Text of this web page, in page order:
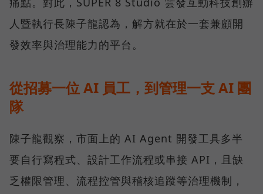
人暨執行長陳子龍認為，解方就在於一套兼顧開
發效率與治理能力的平台。
從招募一位 AI 員工，到管理一支 AI 團
隊
陳子龍觀察，市面上的 AI Agent 開發工具多半
要自行寫程式、設計工作流程或串接 API，且缺
乏權限管理、流程控管與稽核追蹤等治理機制，